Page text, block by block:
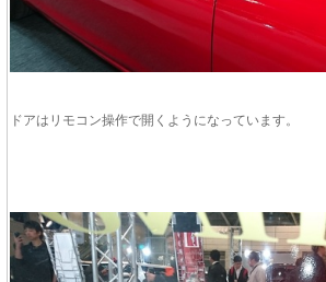
ドアはリモコン操作で開くようになっています。